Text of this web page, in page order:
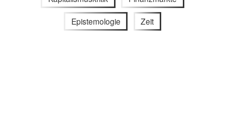
Epistemologie Zeit